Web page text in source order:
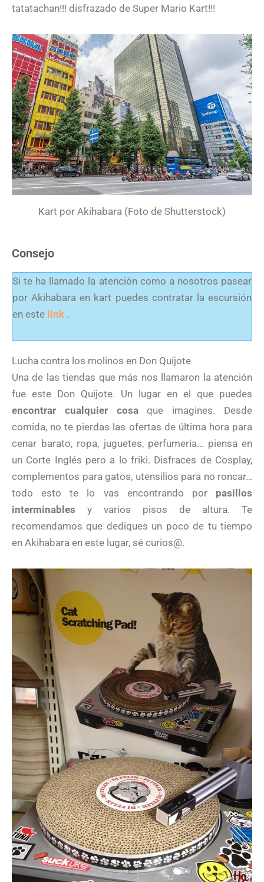
tatatachan!!! disfrazado de Super Mario Kart!!!
Kart por Akihabara (Foto de Shutterstock)
Consejo
Si te ha llamado la atención como a nosotros pasear
por Akihabara en kart puedes contratar la escursión
en este link .
Lucha contra los molinos en Don Quijote
Una de las tiendas que más nos llamaron la atención
fue este Don Quijote. Un lugar en el que puedes
encontrar cualquier cosaque imagines. Desde
comida, no te pierdas las ofertas de última hora para
cenar barato, ropa, juguetes, perfumería… piensa en
un Corte Inglés pero a lo friki. Disfraces de Cosplay,
complementos para gatos, utensilios para no roncar…
todo esto te lo vas encontrando por pasillos
interminables y varios pisos de altura. Te
recomendamos que dediques un poco de tu tiempo
en Akihabara en este lugar, sé curios@.